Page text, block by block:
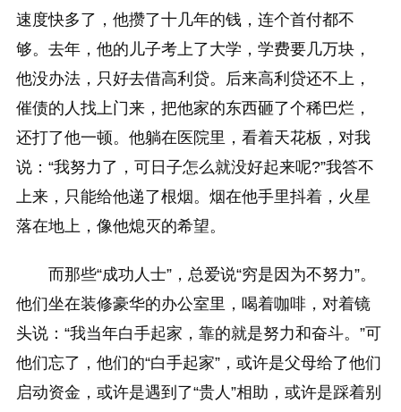
速度快多了，他攒了十几年的钱，连个首付都不
够。去年，他的儿子考上了大学，学费要几万块，
他没办法，只好去借高利贷。后来高利贷还不上，
催债的人找上门来，把他家的东西砸了个稀巴烂，
还打了他一顿。他躺在医院里，看着天花板，对我
说：“我努力了，可日子怎么就没好起来呢?”我答不
上来，只能给他递了根烟。烟在他手里抖着，火星
落在地上，像他熄灭的希望。
而那些“成功人士”，总爱说“穷是因为不努力”。
他们坐在装修豪华的办公室里，喝着咖啡，对着镜
头说：“我当年白手起家，靠的就是努力和奋斗。”可
他们忘了，他们的“白手起家”，或许是父母给了他们
启动资金，或许是遇到了“贵人”相助，或许是踩着别